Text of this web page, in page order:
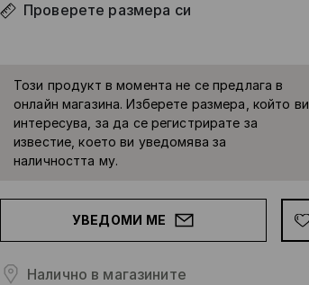
Проверете размера си
Този продукт в момента не се предлага в
онлайн магазина. Изберете размера, който ви
интересува, за да се регистрирате за
известие, което ви уведомява за
наличността му.
УВЕДОМИ МЕ
Налично в магазините